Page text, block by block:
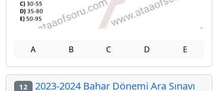
A B C D E
12 2023-2024 Bahar Dönemi Ara Sınavı